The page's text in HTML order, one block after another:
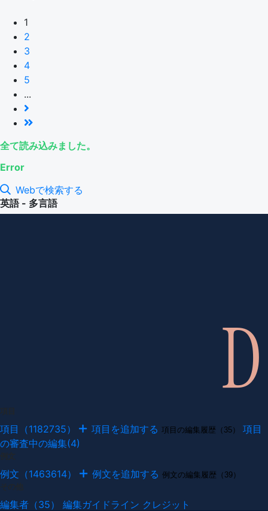
1
2
3
4
5
...
全て読み込みました。
Error
Webで検索する
英語 - 多言語
項目（1182735） 項目を追加する 項目の編集履歴（35）
項目
の審査中の編集(4)
例文（1463614） 例文を追加する 例文の編集履歴（39）
編集者（35） 編集ガイドライン クレジット